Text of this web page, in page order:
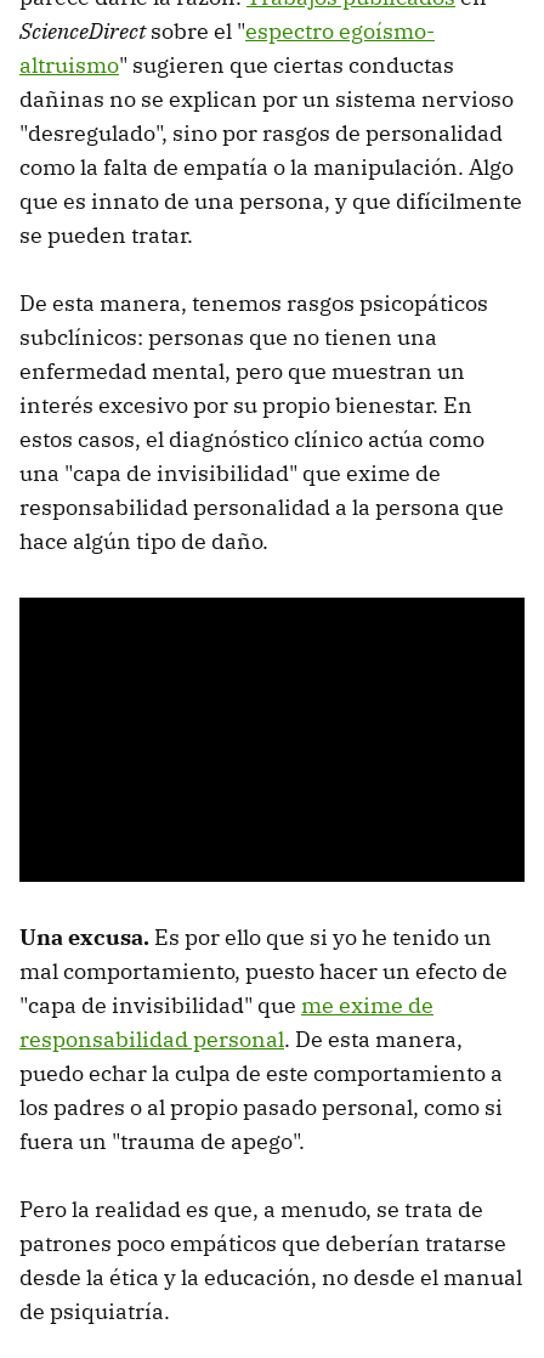
ScienceDirectsobre el "espectro egoísmo-
altruismo" sugieren que ciertas conductas
dañinas no se explican por un sistema nervioso
"desregulado", sino por rasgos de personalidad
como la falta de empatía o la manipulación. Algo
que es innato de una persona, y que difícilmente
se pueden tratar.
De esta manera, tenemos rasgos psicopáticos
subclínicos: personas que no tienen una
enfermedad mental, pero que muestran un
interés excesivo por su propio bienestar. En
estos casos, el diagnóstico clínico actúa como
una "capa de invisibilidad" que exime de
responsabilidad personalidad a la persona que
hace algún tipo de daño.
Una excusa. Es por ello que si yo he tenido un
mal comportamiento, puesto hacer un efecto de
"capa de invisibilidad" que me exime de
responsabilidad personal. De esta manera,
puedo echar la culpa de este comportamiento a
los padres o al propio pasado personal, como si
fuera un "trauma de apego".
Pero la realidad es que, a menudo, se trata de
patrones poco empáticos que deberían tratarse
desde la ética y la educación, no desde el manual
de psiquiatría.